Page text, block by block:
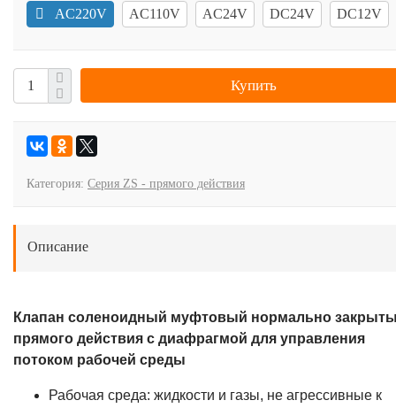
AC220V
AC110V AC24V DC24V DC12V
Купить
Категория: Серия ZS - прямого действия
Описание
Клапан соленоидный муфтовый нормально
прямого действия с диафрагмой для управления
потоком рабочей среды
Рабочая среда: жидкости и газы, не агрессивные к